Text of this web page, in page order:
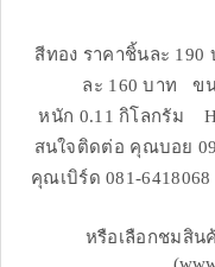
สีทอง ราคาชิ้นละ 190
ละ 160 บาท ขน
หนัก 0.11 กิโลกรัม
สนใจติดต่อ คุณบอย
คุณเบิร์ด 081-
หรือเลือกชมสิน